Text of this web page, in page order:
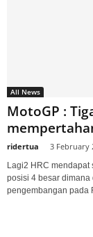
All News
MotoGP :
ridertua 3 February
Lagi2 HRC mendapat
posisi 4 besar
pengembangan pada